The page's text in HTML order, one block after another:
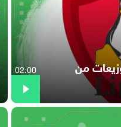
من
02:00